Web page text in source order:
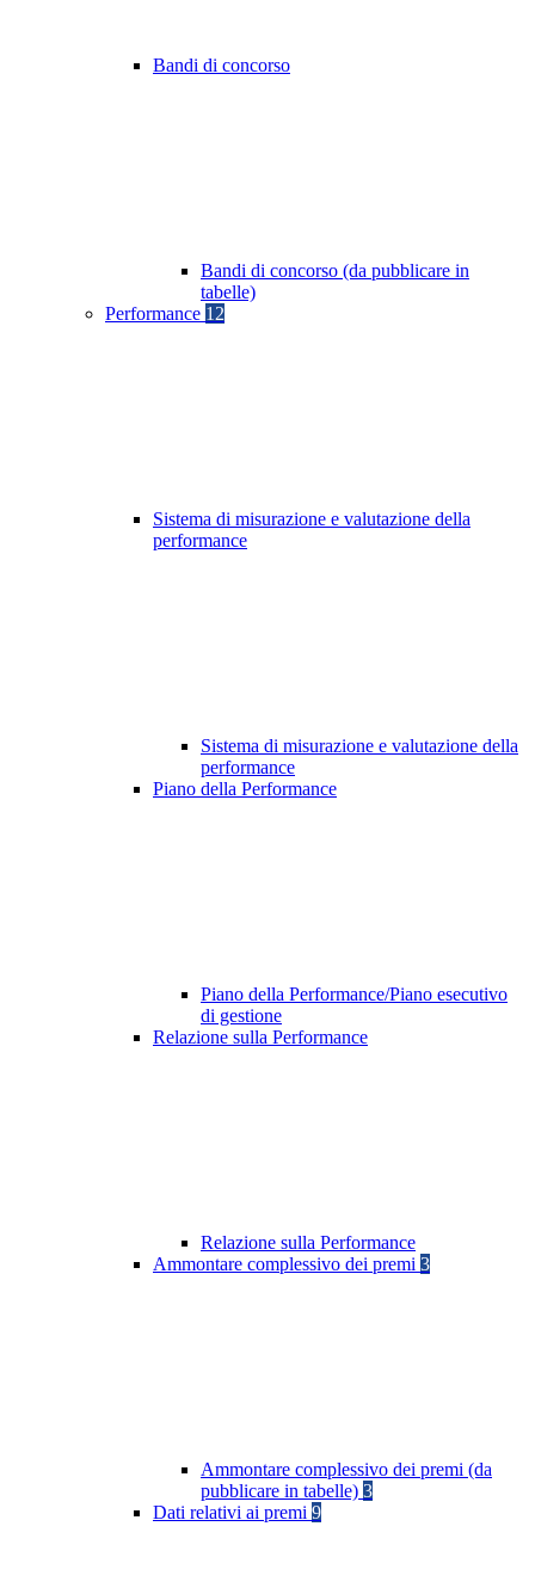
Bandi di concorso
Bandi di concorso (da pubblicare in
tabelle)
Performance 12
Sistema di misurazione e valutazione della
performance
Sistema di misurazione e valutazione della
performance
Piano della Performance
Piano della Performance/Piano esecutivo
di gestione
Relazione sulla Performance
Relazione sulla Performance
Ammontare complessivo dei premi 3
Ammontare complessivo dei premi (da
pubblicare in tabelle) 3
Dati relativi ai premi 9